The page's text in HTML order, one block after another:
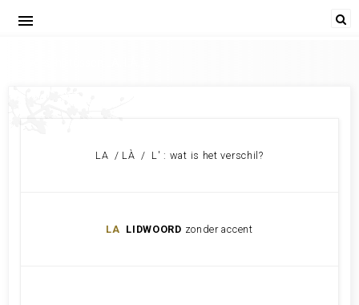
menu
LA / LÀ / L' : wat is het verschil?
LA LIDWOORD zonder accent